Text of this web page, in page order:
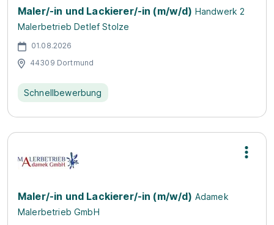
Maler/-in und Lackierer/-in (m/w/d) Handwerk 2
Malerbetrieb Detlef Stolze
01.08.2026
44309 Dortmund
Schnellbewerbung
Maler/-in und Lackierer/-in (m/w/d) Adamek
Malerbetrieb GmbH